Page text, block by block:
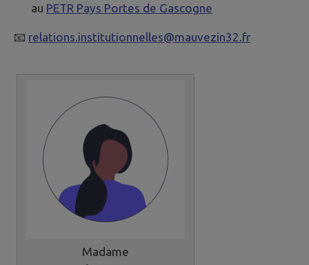
au PETR Pays Portes de Gascogne
📧 relations.institutionnelles@mauvezin32.fr
Madame